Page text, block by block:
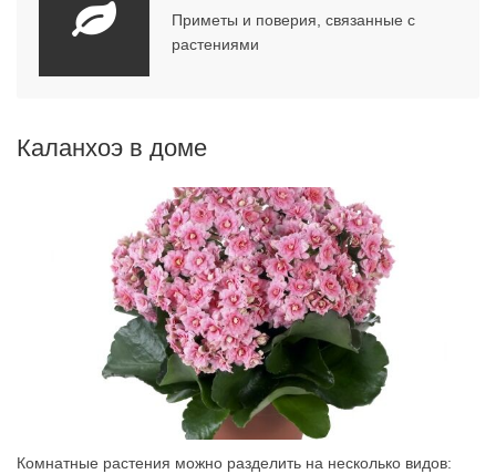
Приметы и поверия, связанные с
растениями
Каланхоэ в доме
Комнатные растения можно разделить на несколько видов: